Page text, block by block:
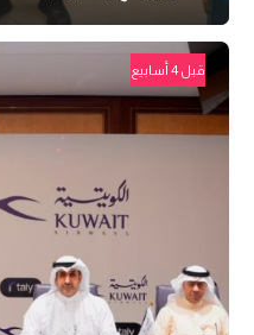
قبل 4 أسابيع